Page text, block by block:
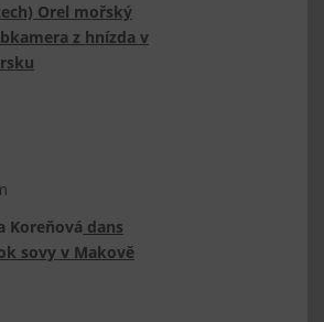
Orel mořský
z hnízda v
Koreňová dans
sovy v Makově